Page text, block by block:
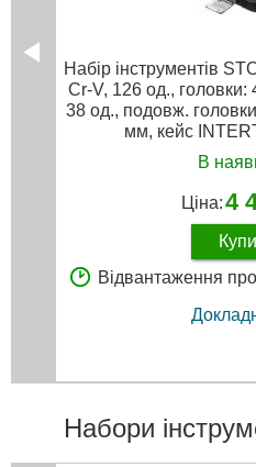
Набір інструментів
Cr-V, 126 од., головки:
38 од., подовж.
мм, кейс
В
Ціна:4
Відвантаження
Набори